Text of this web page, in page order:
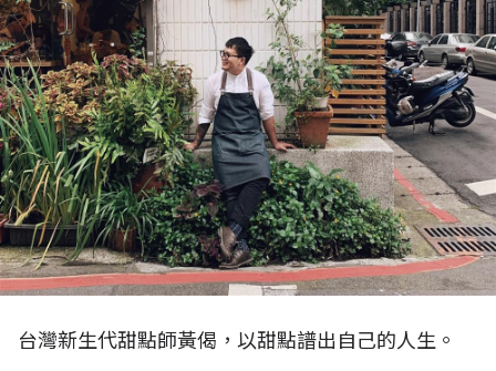
台灣新生代甜點師黃偈，以甜點譜出自己的人生。